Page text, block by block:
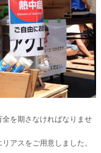
を期さなければなりませ
アスをご用意しました。